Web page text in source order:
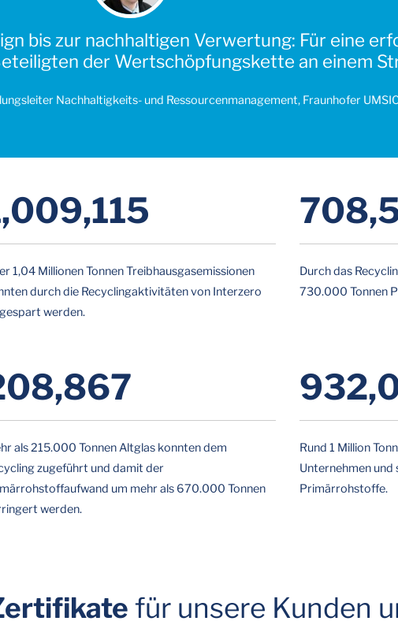
bis zur nachhaltigen Verwertung: Für eine
der Wertschöpfungskette an einem
Nachhaltigkeits- und Ressourcenmanagement, Fraunhofer
1,04 Millionen Tonnen Treibhausgasemissionen
durch die Recyclingaktivitäten von Interzero
werden.
Durch das
730.000 Tonnen
als 215.000 Tonnen Altglas konnten dem
zugeführt und damit der
um mehr als 670.000 Tonnen
werden.
Rund 1 Million
Unternehmen und
Primärrohstoffe.
für unsere Kunden